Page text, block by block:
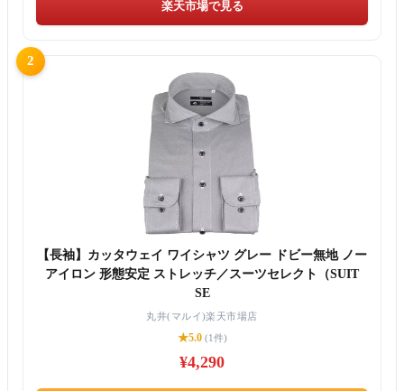
楽天市場で見る
2
【長袖】カッタウェイ ワイシャツ グレー ドビー無地 ノー
アイロン 形態安定 ストレッチ／スーツセレクト（SUIT
SE
丸井(マルイ)楽天市場店
★5.0 (1件)
¥4,290